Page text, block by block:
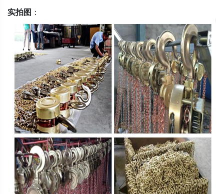
实拍图 ：